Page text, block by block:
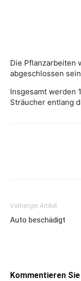
Die Pflanzarbeiten
abgeschlossen
Insgesamt werden
Sträucher entlang
Vorheriger Artikel
Auto beschädigt
Kommentieren